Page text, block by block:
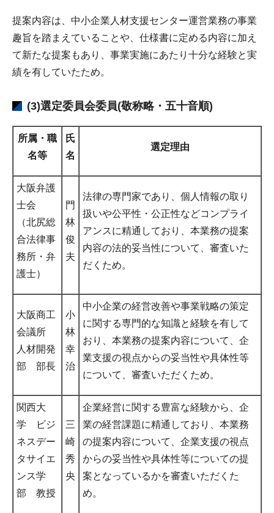
提案内容は、中小企業人材支援センター運営業務の事業
趣旨を踏まえていることや、仕様書に定める内容に加え
て新たな提案もあり、事業実施にあたり十分な経験と実
績を有していたため。
(3)選定委員会委員(敬称略・五十音順)
所属・職
名等
氏
名
選定理由
大阪弁護
士会
（北尻総
合法律事
務所・弁
護士）
門
林
俊
夫
法律の専門家であり、個人情報の取り
扱いや公平性・公正性などコンプライ
アンスに精通しており、本業務の提案
内容の法的妥当性について、審査いた
だくため。
大阪商工
会議所
人材開発
部 部長
小
林
幸
治
中小企業の経営改善や事業戦略の策定
に関する専門的な知識と経験を有して
おり、本業務の提案内容について、企
業支援の視点からの妥当性や具体性等
について、審査いただくため。
関西大
学 ビジ
ネスデー
タサイエ
ンス学
部 教授
三
崎
秀
央
企業経営に関する豊富な経験から、企
業の経営課題に精通しており、本業務
の提案内容について、企業支援の視点
からの妥当性や具体性等についての提
案となっているかを審査いただくた
め。